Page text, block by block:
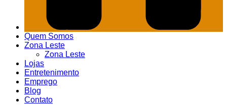
Quem Somos
Zona Leste
Zona Leste
Lojas
Entretenimento
Emprego
Blog
Contato